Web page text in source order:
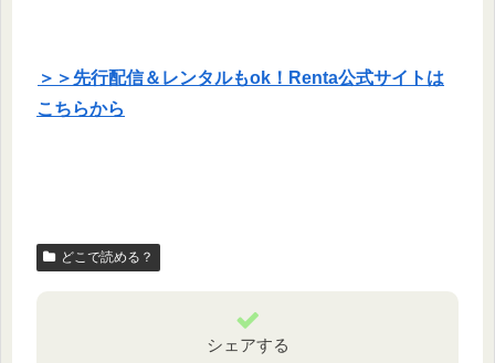
＞＞先行配信＆レンタルもok！Renta公式サイトは
こちらから
どこで読める？
シェアする